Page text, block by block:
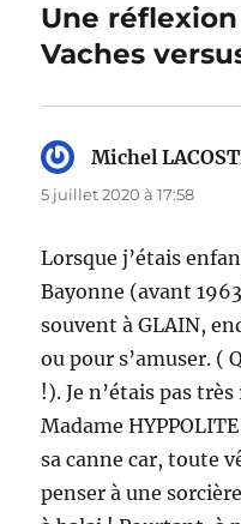
Une
Vaches
Michel
5 juillet 2020 à 17:58
Lorsque j’étais
Bayonne (avant
souvent à GLAIN,
ou pour s’amuser. (
!). Je n’étais pas
Madame
sa canne car, toute
penser à une